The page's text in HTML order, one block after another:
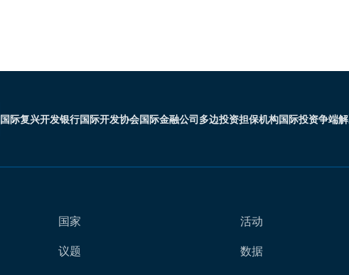
国际复兴开发银行国际开发协会国际金融公司多边投资担保机构国际投资争端
国家
议题
活动
数据